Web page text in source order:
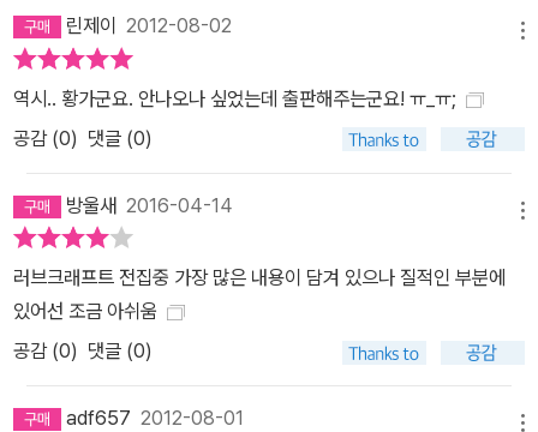
린제이 2012-08-02
역시.. 황가군요. 안나오나 싶었는데 출판해주는군요! ㅠ_ㅠ;
공감 (0) 댓글 (0)
방울새 2016-04-14
러브크래프트 전집중 가장 많은 내용이 담겨 있으나 질적인 부분에
있어선 조금 아쉬움
공감 (0) 댓글 (0)
adf657 2012-08-01